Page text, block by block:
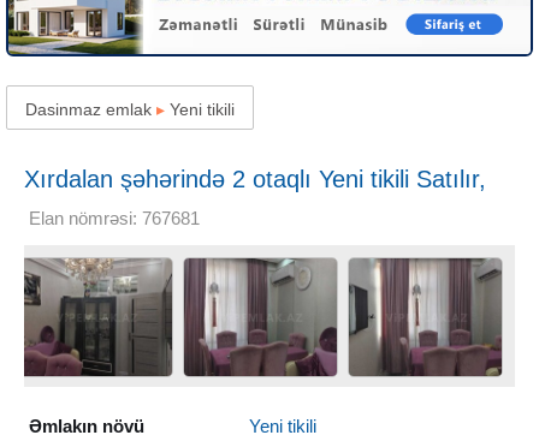
Dasinmaz emlak ▸ Yeni tikili
Xırdalan şəhərində 2 otaqlı Yeni tikili Satılır,
45 m²
Elan nömrəsi: 767681
Əmlakın növü Yeni tikili